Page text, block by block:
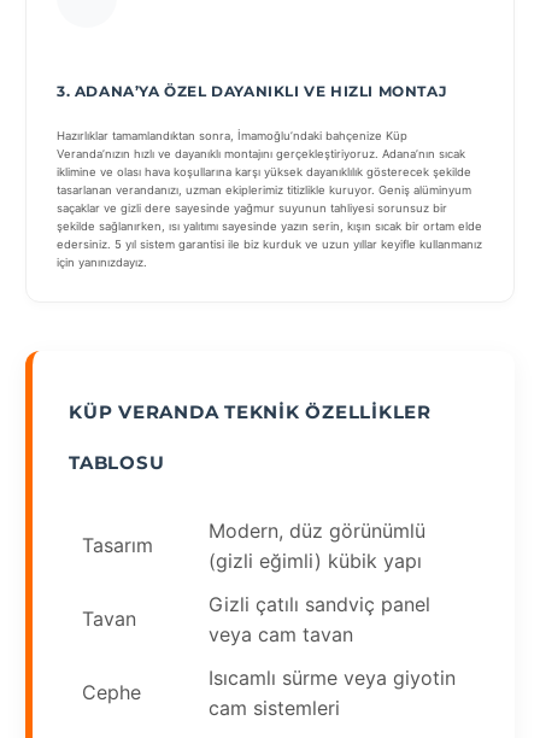
3. ADANA’YA ÖZEL DAYANIKLI VE HIZLI MONTAJ
Hazırlıklar tamamlandıktan sonra, İmamoğlu’ndaki bahçenize Küp
Veranda’nızın hızlı ve dayanıklı montajını gerçekleştiriyoruz. Adana’nın sıcak
iklimine ve olası hava koşullarına karşı yüksek dayanıklılık gösterecek şekilde
tasarlanan verandanızı, uzman ekiplerimiz titizlikle kuruyor. Geniş alüminyum
saçaklar ve gizli dere sayesinde yağmur suyunun tahliyesi sorunsuz bir
şekilde sağlanırken, ısı yalıtımı sayesinde yazın serin, kışın sıcak bir ortam elde
edersiniz. 5 yıl sistem garantisi ile biz kurduk ve uzun yıllar keyifle kullanmanız
için yanınızdayız.
KÜP VERANDA TEKNIK ÖZELLIKLER
TABLOSU
Tasarım
Modern, düz görünümlü
(gizli eğimli) kübik yapı
Tavan
Gizli çatılı sandviç panel
veya cam tavan
Cephe
Isıcamlı sürme veya giyotin
cam sistemleri